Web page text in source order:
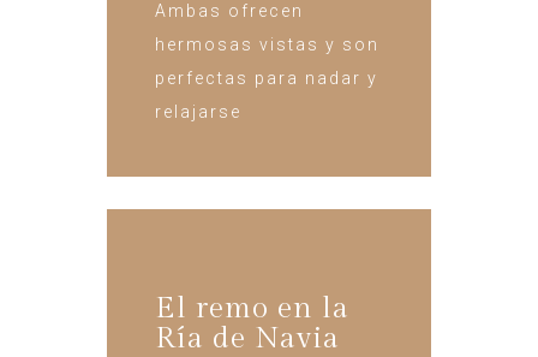
Ambas ofrecen
hermosas vistas y son
perfectas para nadar y
relajarse
El remo en la
Ría de Navia